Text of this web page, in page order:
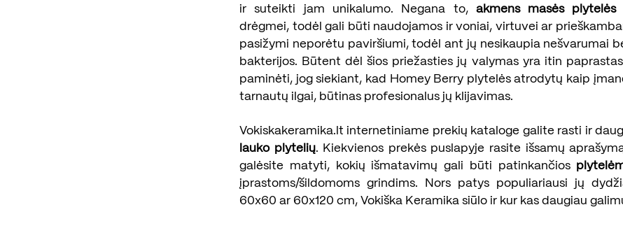
ir suteikti jam unikalumo. Negana to, akmens masės plytelės
drėgmei, todėl gali būti naudojamos ir voniai, virtuvei ar
pasižymi neporėtu paviršiumi, todėl ant jų nesikaupia nešvarumai
bakterijos. Būtent dėl šios priežasties jų valymas yra itin
paminėti, jog siekiant, kad Homey Berry plytelės atrodytų kaip
tarnautų ilgai, būtinas profesionalus jų klijavimas.
Vokiskakeramika.lt internetiniame prekių kataloge galite rasti ir
lauko plytelių. Kiekvienos prekės puslapyje rasite išsamų
galėsite matyti, kokių išmatavimų gali būti patinkančios
įprastoms/šildomoms grindims. Nors patys populiariausi jų
60x60 ar 60x120 cm, Vokiška Keramika siūlo ir kur kas daugiau